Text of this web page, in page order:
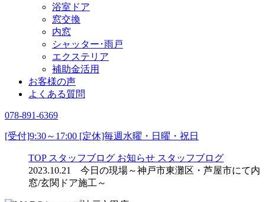
浴室ドア
窓交換
内窓
シャッター･雨戸
エクステリア
補助金活用
お客様の声
よくある質問
078-891-6369
[受付]9:30～17:00 [定休]毎週水曜・日曜・祝日
TOP スタッフブログ お知らせ スタッフブログ
2023.10.21 今日の現場～神戸市東灘区・芦屋市にて内
窓/玄関ドア施工～